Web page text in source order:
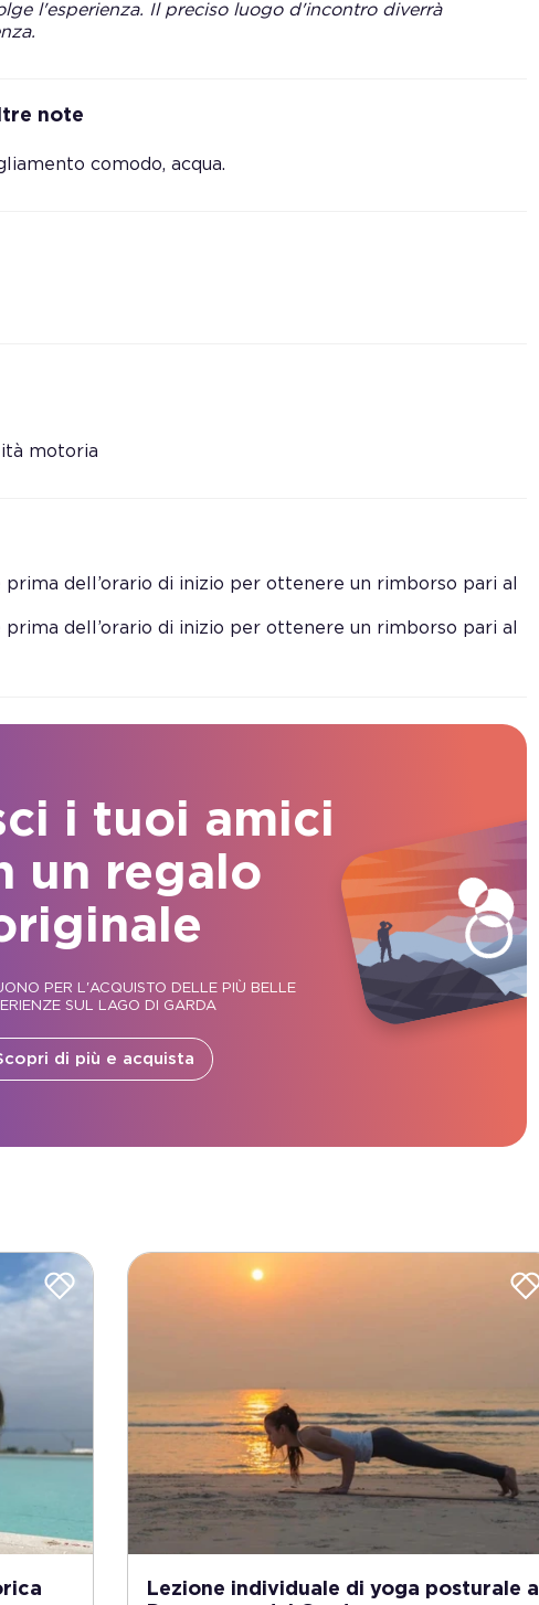
l'esperienza. Il preciso luogo d'incontro diverrà
note
comodo, acqua.
motoria
dell’orario di inizio per ottenere un rimborso pari al
dell’orario di inizio per ottenere un rimborso pari al
i tuoi amici
un regalo
PER L'ACQUISTO DELLE PIÙ BELLE
SUL LAGO DI GARDA
di più e acquista
Lezione individuale di yoga posturale a